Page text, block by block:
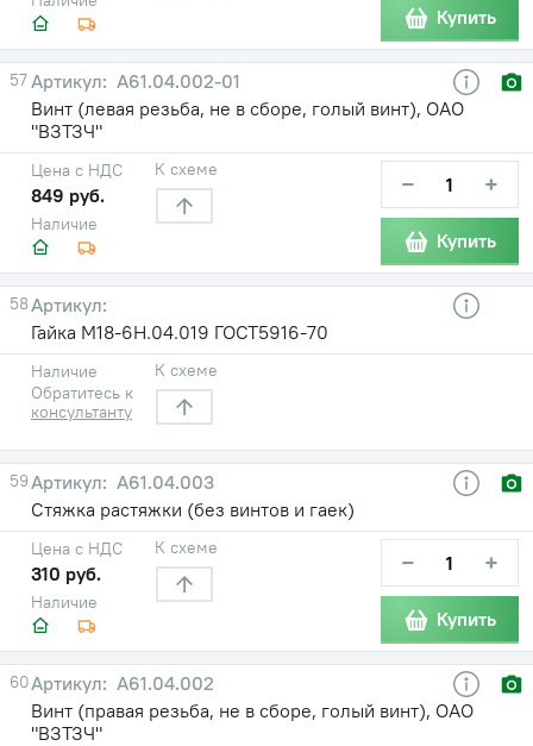
Купить
57
А61.04.002-01
Винт (левая резьба, не в сборе, голый винт), ОАО
"ВЗТЗЧ"
Наличие
Цена с НДС
849 руб.
К схеме − +
Купить
58
Гайка М18-6Н.04.019 ГОСТ5916-70
Наличие
Обратитесь к
консультанту
К схеме
59
А61.04.003
Стяжка растяжки (без винтов и гаек)
Наличие
Цена с НДС
310 руб.
К схеме − +
Купить
60
А61.04.002
Винт (правая резьба, не в сборе, голый винт), ОАО
"ВЗТЗЧ"